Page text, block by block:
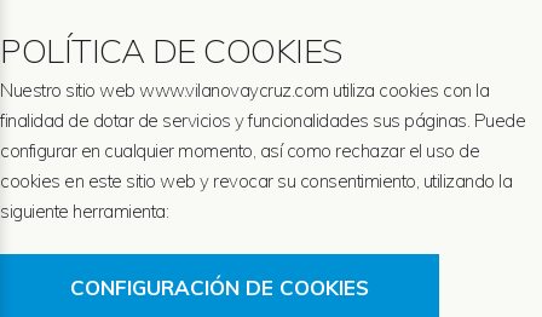
POLÍTICA DE COOKIES
Nuestro sitio web www.vilanovaycruz.com utiliza cookies con la
finalidad de dotar de servicios y funcionalidades sus páginas. Puede
configurar en cualquier momento, así como rechazar el uso de
cookies en este sitio web y revocar su consentimiento, utilizando la
siguiente herramienta:
CONFIGURACIÓN DE COOKIES